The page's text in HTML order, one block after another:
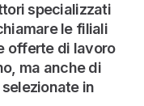
specializzati
le filiali
offerte di lavoro
ma anche di
in